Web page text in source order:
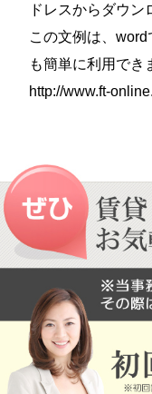
ドレスからダウン
この文例は、
も簡単に利用でき
http://www.ft-